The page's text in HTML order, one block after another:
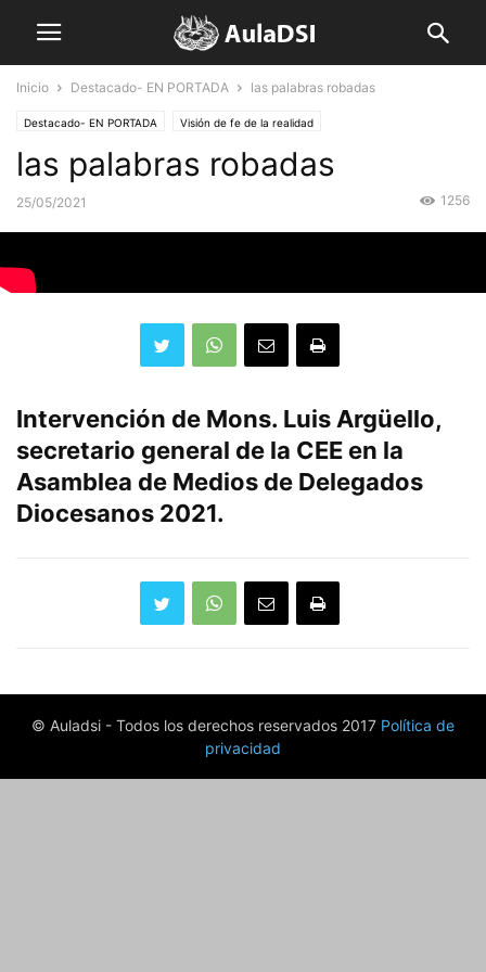
Inicio Destacado- EN PORTADA las palabras robadas
Destacado- EN PORTADA Visión de fe de la realidad
las palabras robadas
25/05/2021 1256
Intervención de Mons. Luis Argüello,
secretario general de la CEE en la
Asamblea de Medios de Delegados
Diocesanos 2021.
© Auladsi - Todos los derechos reservados 2017 Política de
privacidad